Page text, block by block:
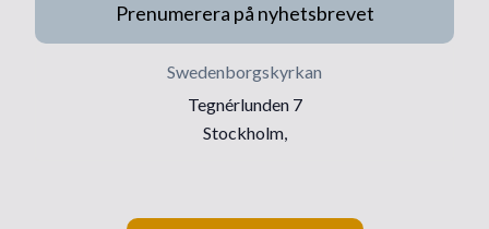
Prenumerera på nyhetsbrevet
Swedenborgskyrkan
Tegnérlunden 7
Stockholm,